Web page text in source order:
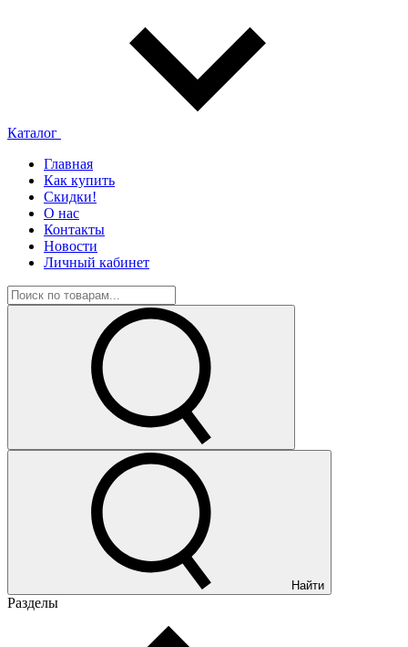
Каталог
Главная
Как купить
Скидки!
О нас
Контакты
Новости
Личный кабинет
Найти
Разделы